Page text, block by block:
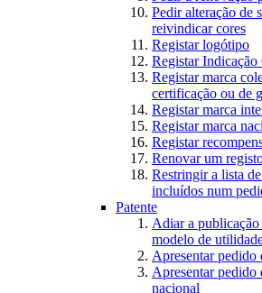
Pedir alteração de
reivindicar cores
Registar logótipo
Registar Indicação
Registar marca
certificação ou de
Registar marca
Registar marca
Registar
Renovar um
Restringir a lista
incluídos num
Patente
Adiar a
modelo de
Apresentar pedido
Apresentar pedido
nacional